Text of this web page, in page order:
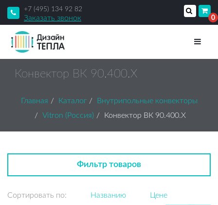
+7 (495) 134 92 82
Заказать звонок 0
Конвектор ВК 90.400.X
Главная Каталог
Внутрипольные конвекторы
Vitron (Россия)
Конвектор ВК 90.400.X
Фильтр товаров
Сортировать по: Названию Цене